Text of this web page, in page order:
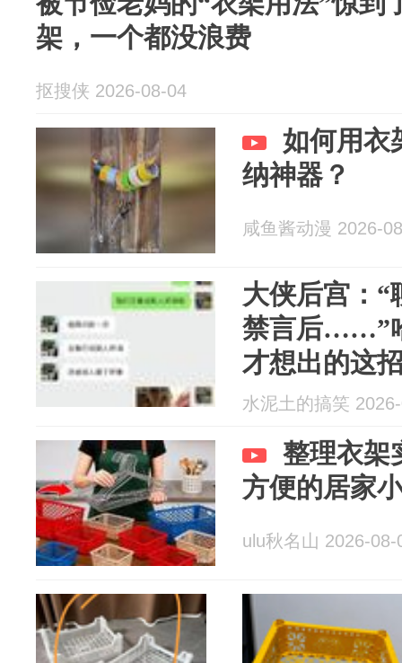
架，一个都没浪费
抠搜侠 2026-08-04
如何用衣
纳神器？
咸鱼酱动漫 2026-
大侠后宫：“
禁言后……”
才想出的这
水泥土的搞笑
整理衣架
方便的居家
ulu秋名山 2026-08-